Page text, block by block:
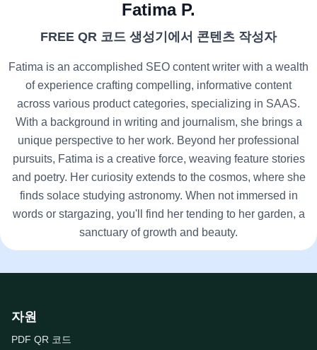
Fatima P.
FREE QR 코드 생성기에서 콘텐츠 작성자
Fatima is an accomplished SEO content writer with a wealth
of experience crafting compelling, informative content
across various product categories, specializing in SAAS.
With a background in writing and journalism, she brings a
unique perspective to her work. Beyond her professional
pursuits, Fatima is a creative force, weaving feature stories
and poetry. Her curiosity extends to the cosmos, where she
finds solace studying astronomy. When not immersed in
words or stargazing, you'll find her tending to her garden, a
sanctuary of growth and beauty.
자원
PDF QR 코드